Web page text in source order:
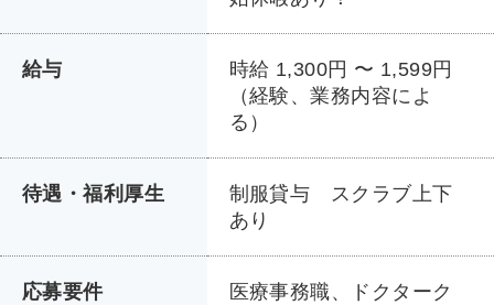
給与
時給 1,300円 〜 1,599円
（経験、業務内容によ
る）
待遇・福利厚生
制服貸与 スクラブ上下
あり
応募要件
医療事務職、ドクターク